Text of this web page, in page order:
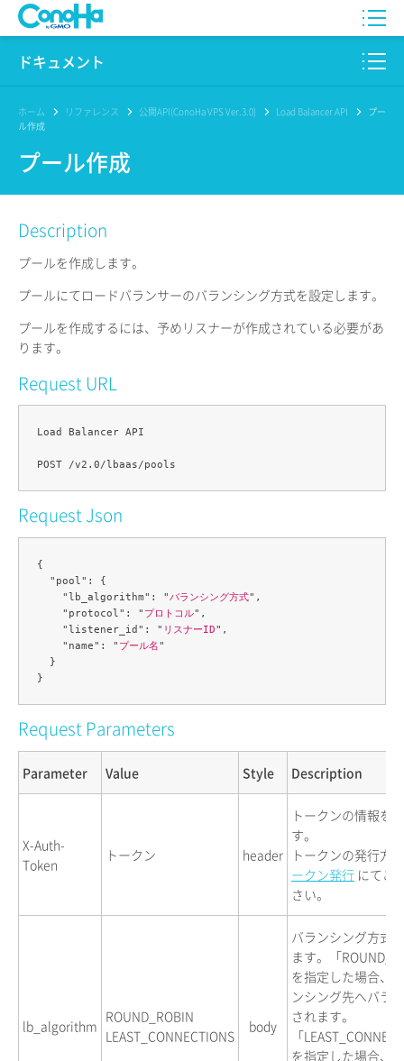
WING
Pencil
サービス一覧
ドキュメント
このサイトについて
プロダクト
リファレンス
リリースノート
ホーム リファレンス 公開API(ConoHa VPS Ver.3.0) Load Balancer API
プー
ル作成
プール作成
Description
プールを作成します。
プールにてロードバランサーのバランシング方式を設定します。
プールを作成するには、予めリスナーが作成されている必要があ
ります。
Request URL
Load Balancer API
Request Json
{
  "pool": {
    "lb_algorithm": "
バランシング方式",
    "protocol": "
プロトコル",
    "listener_id": "
リスナーID",
    "name": "
プール名"
  }
Request Parameters
Parameter Value Style Description
X-Auth-
Token
トークン header
トークンの情報を
す。
トークンの発行方
ークン発行 にてご
さい。
lb_algorithm
ROUND_ROBIN
LEAST_CONNECTIONS
body
バランシング方式
ます。「
を指定した場合、
ンシング先へバラ
されます。
「
を指定した場合、